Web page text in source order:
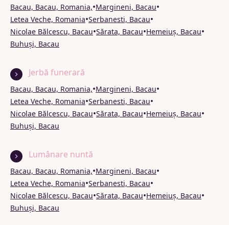
Bacau, Bacau, Romania,•Margineni, Bacau•
Letea Veche, Romania•Serbanesti, Bacau•
Nicolae Bălcescu, Bacau•Sărata, Bacau•Hemeiuș, Bacau•
Buhuși, Bacau
Jerbă funerară
Bacau, Bacau, Romania,•Margineni, Bacau•
Letea Veche, Romania•Serbanesti, Bacau•
Nicolae Bălcescu, Bacau•Sărata, Bacau•Hemeiuș, Bacau•
Buhuși, Bacau
Lumânare nuntă
Bacau, Bacau, Romania,•Margineni, Bacau•
Letea Veche, Romania•Serbanesti, Bacau•
Nicolae Bălcescu, Bacau•Sărata, Bacau•Hemeiuș, Bacau•
Buhuși, Bacau